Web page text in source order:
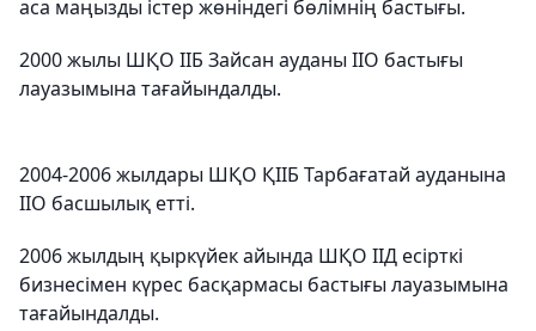
аса маңызды істер жөніндегі бөлімнің бастығы.
2000 жылы ШҚО ІІБ Зайсан ауданы ІІО бастығы
лауазымына тағайындалды.
2004-2006 жылдары ШҚО ҚІІБ Тарбағатай ауданына
ІІО басшылық етті.
2006 жылдың қыркүйек айында ШҚО ІІД есірткі
бизнесімен күрес басқармасы бастығы лауазымына
тағайындалды.